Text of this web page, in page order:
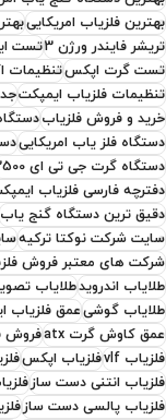
بهترین فلزیاب امریکایی
تریشر فایندر ورژن 3
تست
تست گرت اپکستنظیمات
تنظیمات فلزیاب ایمپکت
خرید و فروش فلزیاب
دستگاه فلز یاب امریکایی
دستگاه گرت جی تی ای 2500
دفترچه فارسی فلزیاب
دقیق ترین دستگاه گنج یاب
سایت شرکت نوکتا ترکیه
شرکت های معتبر فروش
طلایاب اندرویدطلایاب
طلایاب گوشیعمق فلزیاب
عمق کاوش گرت atx
فروش
فلزیاب vlf
فلزیاب اپکس
فلزیاب انتنی دست ساز
فلزیاب پالسی دست ساز